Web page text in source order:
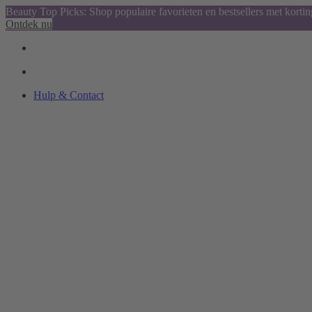
Beauty Top Picks: Shop populaire favorieten en bestsellers met
Ontdek nu
Hulp & Contact